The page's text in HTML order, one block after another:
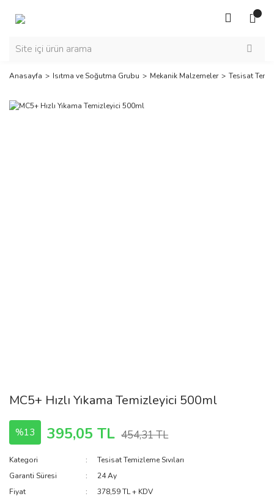
Anasayfa Isıtma ve Soğutma Grubu Mekanik Malzemeler Tesisat
MC5+ Hızlı Yıkama Temizleyici 500ml
%13 395,05 TL 454,31 TL
Kategori
Tesisat Temizleme Sıvıları
Garanti Süresi
24 Ay
Fiyat
378,59 TL + KDV